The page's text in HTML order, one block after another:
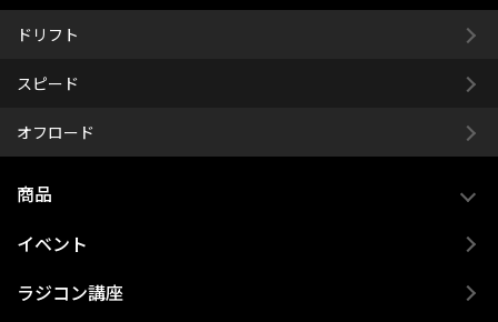
ドリフト
スピード
オフロード
商品
イベント
ラジコン講座